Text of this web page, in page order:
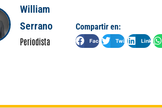
William
Serrano
Periodista
Compartir en:
Facebook Twitter LinkedIn